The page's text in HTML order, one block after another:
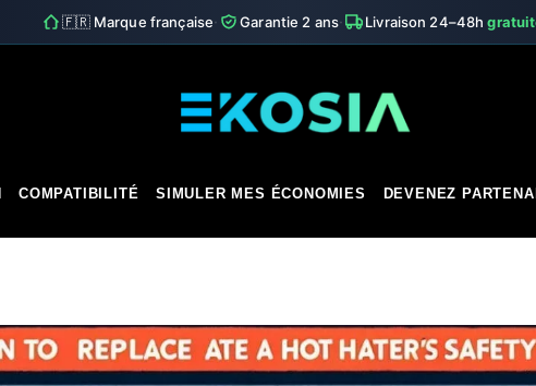
🇫🇷 Marque française· Garantie 2 ans· Livraison 24–48h
COMPATIBILITÉ SIMULER MES ÉCONOMIES DEVENEZ